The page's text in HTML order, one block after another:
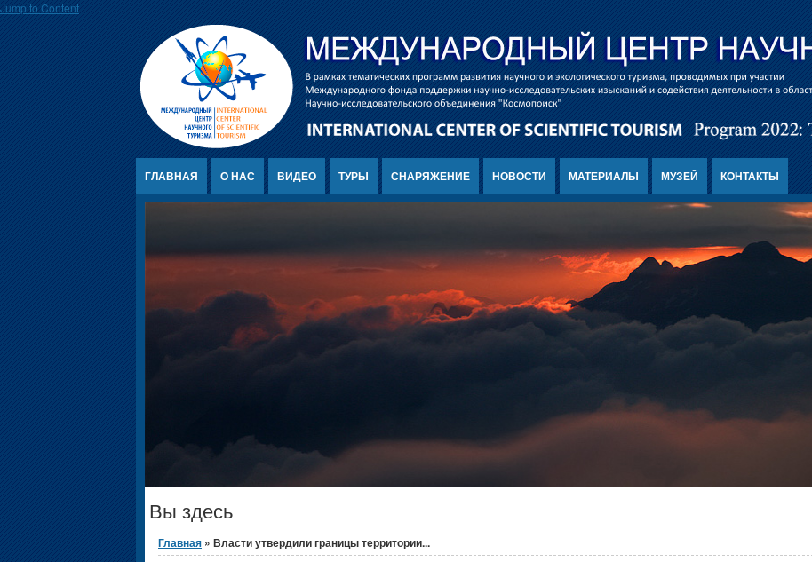
Jump to Content
ГЛАВНАЯ О НАС ВИДЕО ТУРЫ СНАРЯЖЕНИЕ НОВОСТИ МАТЕРИАЛЫ МУЗЕЙ КОНТАКТЫ
Вы здесь
Главная » Власти утвердили границы территории...